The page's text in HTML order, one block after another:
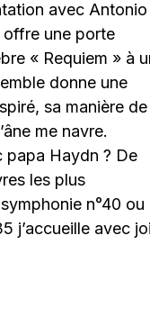
avec Antonio
offre une porte
« Requiem » à
donne une
sa manière de
me navre.
Haydn ? De
les plus
n°40 ou
j’accueille avec